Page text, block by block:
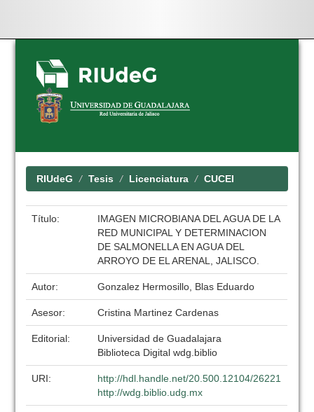
Skip
navigation
RIUdeG Tesis Licenciatura CUCEI
Título:
IMAGEN MICROBIANA DEL AGUA DE LA
RED MUNICIPAL Y DETERMINACION
DE SALMONELLA EN AGUA DEL
ARROYO DE EL ARENAL, JALISCO.
Autor: Gonzalez Hermosillo, Blas Eduardo
Asesor: Cristina Martinez Cardenas
Editorial:
Universidad de Guadalajara
Biblioteca Digital wdg.biblio
URI:
http://hdl.handle.net/20.500.12104/26221
http://wdg.biblio.udg.mx